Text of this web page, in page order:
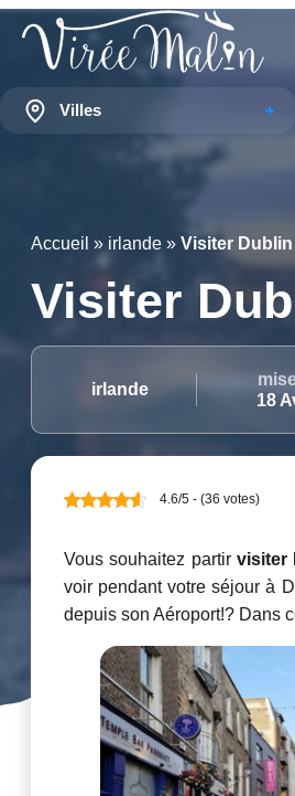
Villes
Accueil » irlande » Visiter
Visiter
irlande
18
4.6/5 - (36 votes)
Vous souhaitez partir visiter
voir pendant votre séjour à
depuis son Aéroport!? Dans